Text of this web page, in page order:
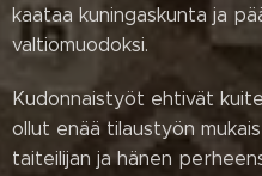
kaataa kuningaskunta ja
valtiomuodoksi.
Kudonnaistyöt ehtivät
ollut enää tilaustyön
taiteilijan ja hänen